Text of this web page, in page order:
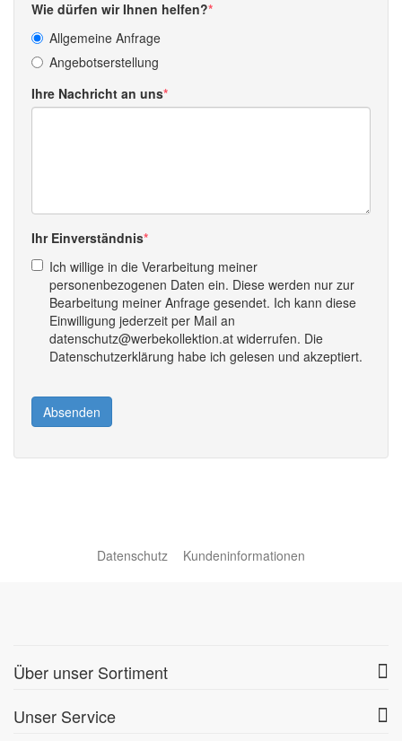
Wie dürfen wir Ihnen helfen?
Allgemeine Anfrage
Angebotserstellung
Ihre Nachricht an uns
Ihr Einverständnis
Ich willige in die Verarbeitung meiner
personenbezogenen Daten ein. Diese werden nur zur
Bearbeitung meiner Anfrage gesendet. Ich kann diese
Einwilligung jederzeit per Mail an
datenschutz@werbekollektion.at widerrufen. Die
Datenschutzerklärung habe ich gelesen und akzeptiert.
Absenden
Datenschutz Kundeninformationen
Über unser Sortiment
Unser Service